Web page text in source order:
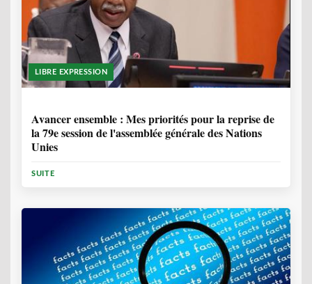
LIBRE EXPRESSION
Avancer ensemble : Mes priorités pour la reprise de
la 79e session de l'assemblée générale des Nations
Unies
SUITE